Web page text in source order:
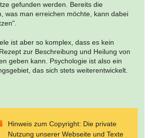
gefunden werden. Bereits die
was man erreichen möchte, kann dabei
ist aber so komplex, dass es kein
zur Beschreibung und Heilung von
geben kann. Psychologie ist also ein
das sich stets weiterentwickelt.
Hinweis zum Copyright: Die private
Nutzung unserer Webseite und Texte